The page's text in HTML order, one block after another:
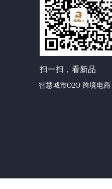
扫一扫，看新品
智慧城市O2O 跨境电